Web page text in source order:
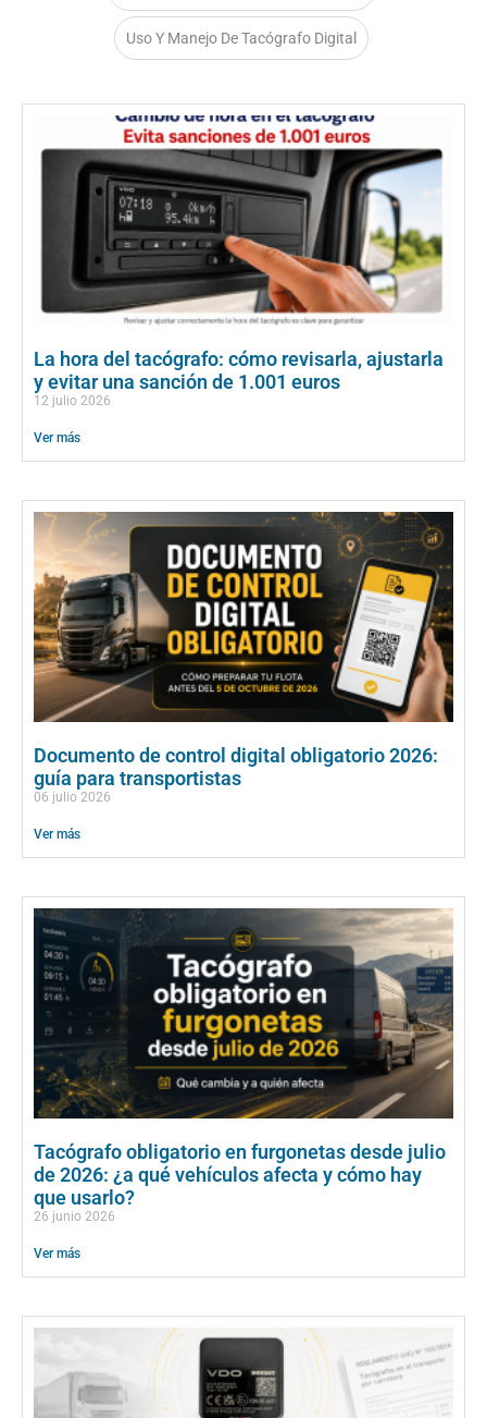
Uso Y Manejo De Tacógrafo Digital
La hora del tacógrafo: cómo revisarla, ajustarla
y evitar una sanción de 1.001 euros
12 julio 2026
Ver más
Documento de control digital obligatorio 2026:
guía para transportistas
06 julio 2026
Ver más
Tacógrafo obligatorio en furgonetas desde julio
de 2026: ¿a qué vehículos afecta y cómo hay
que usarlo?
26 junio 2026
Ver más